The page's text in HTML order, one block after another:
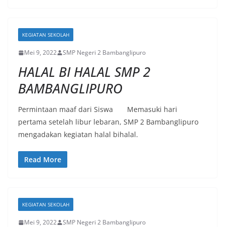
KEGIATAN SEKOLAH
Mei 9, 2022 SMP Negeri 2 Bambanglipuro
HALAL BI HALAL SMP 2
BAMBANGLIPURO
Permintaan maaf dari Siswa Memasuki hari
pertama setelah libur lebaran, SMP 2 Bambanglipuro
mengadakan kegiatan halal bihalal.
Read More
KEGIATAN SEKOLAH
Mei 9, 2022 SMP Negeri 2 Bambanglipuro